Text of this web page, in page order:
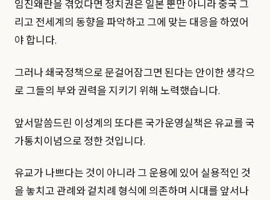
임진왜란을 겪었다면 정치권은 일본 뿐만 아니라 중국 그
리고 전세계의 동향을 파악하고 그에 맞는 대응을 하였어
야 합니다.
그러나 쇄국정책으로 문걸어잠그면 된다는 안이한 생각으
로 그들의 부와 권력을 지키기 위해 노력했습니다.
앞서말씀드린 이성계의 또다른 국가운영실책은 유교를 국
가통치이념으로 정한 것입니다.
유교가 나쁘다는 것이 아니라 그 운용에 있어 실용적인 것
을 놓치고 관례와 겉치례 형식에 의존하며 시대를 앞서나